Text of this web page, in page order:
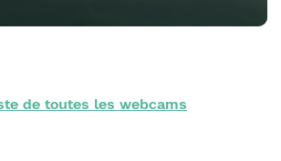
de toutes les webcams